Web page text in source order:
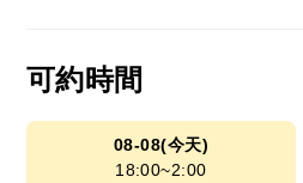
可約時間
08-08(今天)
18:00~2:00